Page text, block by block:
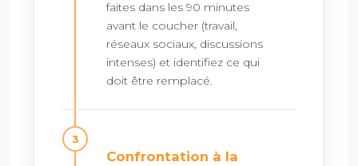
faites dans les 90 minutes
avant le coucher (travail,
réseaux sociaux, discussions
intenses) et identifiez ce qui
doit être remplacé.
Confrontation à la